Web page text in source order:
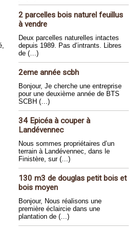
2 parcelles bois naturel feuillus
à vendre
Deux parcelles naturelles intactes
depuis 1989. Pas d’intrants. Libres
de (…)
2eme année scbh
Bonjour, Je cherche une entreprise
pour une deuxième année de BTS
SCBH (…)
34 Epicéa à couper à
Landévennec
Nous sommes propriétaires d’un
terrain à Landévennec, dans le
Finistère, sur (…)
130 m3 de douglas petit bois et
bois moyen
Bonjour, Nous réalisons une
première éclaircie dans une
plantation de (…)